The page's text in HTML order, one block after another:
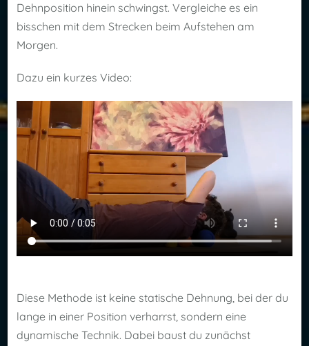
Dehnposition hinein schwingst. Vergleiche es ein
bisschen mit dem Strecken beim Aufstehen am
Morgen.
Dazu ein kurzes Video:
Diese Methode ist keine statische Dehnung, bei der du
lange in einer Position verharrst, sondern eine
dynamische Technik. Dabei baust du zunächst